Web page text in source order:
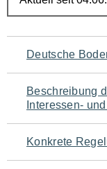
Navigation
für
den
Deutsche
Beschreibung
Interessen-
Konkrete